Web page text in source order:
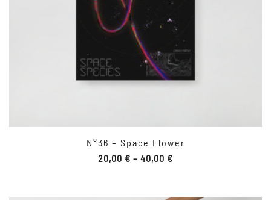
N°36 – Space Flower
20,00 € – 40,00 €